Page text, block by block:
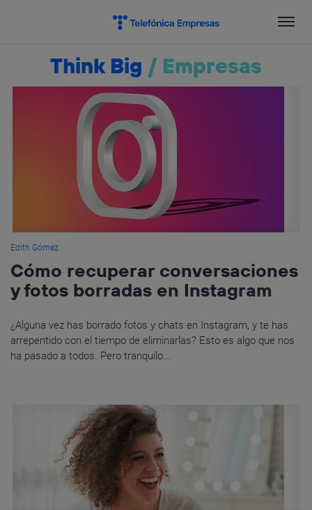
Think Big / Empresas
Edith Gómez
Cómo recuperar conversaciones
y fotos borradas en Instagram
¿Alguna vez has borrado fotos y chats en Instagram, y te has
arrepentido con el tiempo de eliminarlas? Esto es algo que nos
ha pasado a todos. Pero tranquilo...